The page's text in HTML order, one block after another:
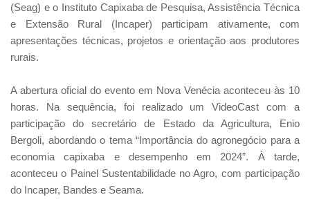
(Seag) e o Instituto Capixaba de Pesquisa, Assistência Técnica
e Extensão Rural (Incaper) participam ativamente, com
apresentações técnicas, projetos e orientação aos produtores
rurais.
A abertura oficial do evento em Nova Venécia aconteceu às 10
horas. Na sequência, foi realizado um VideoCast com a
participação do secretário de Estado da Agricultura, Enio
Bergoli, abordando o tema “Importância do agronegócio para a
economia capixaba e desempenho em 2024”. À tarde,
aconteceu o Painel Sustentabilidade no Agro, com participação
do Incaper, Bandes e Seama.